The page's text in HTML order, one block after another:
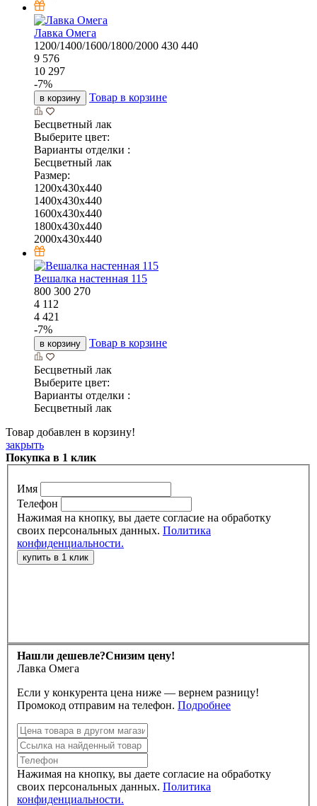
Лавка Омега
1200/1400/1600/1800/2000 430 440
9 576
10 297
-7%
в корзину Товар в корзине
Бесцветный лак
Выберите цвет:
Варианты отделки :
Бесцветный лак
Размер:
1200x430x440
1400x430x440
1600x430x440
1800x430x440
2000x430x440
Вешалка настенная 115
800 300 270
4 112
4 421
-7%
в корзину Товар в корзине
Бесцветный лак
Выберите цвет:
Варианты отделки :
Бесцветный лак
Товар добавлен в корзину!
закрыть
Покупка в 1 клик
Имя
Телефон
Нажимая на кнопку, вы даете согласие на обработку
своих персональных данных. Политика
конфиденциальности.
Нашли дешевле?Снизим цену!
Лавка Омега
Если у конкурента цена ниже — вернем разницу!
Промокод отправим на телефон. Подробнее
Нажимая на кнопку, вы даете согласие на обработку
своих персональных данных. Политика
конфиденциальности.